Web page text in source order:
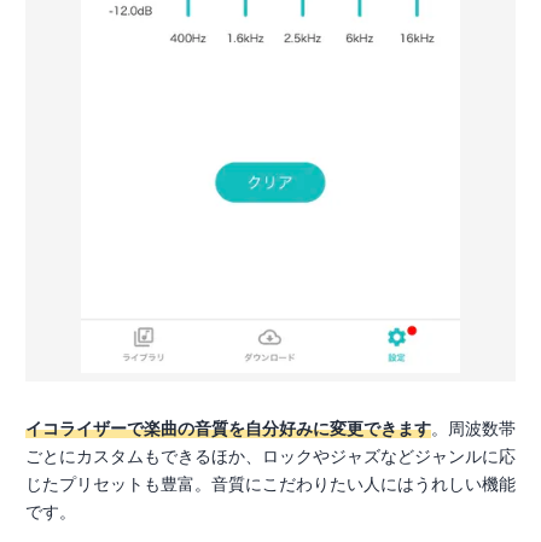
イコライザーで楽曲の音質を自分好みに変更できます。周波数帯
ごとにカスタムもできるほか、ロックやジャズなどジャンルに応
じたプリセットも豊富。音質にこだわりたい人にはうれしい機能
です。